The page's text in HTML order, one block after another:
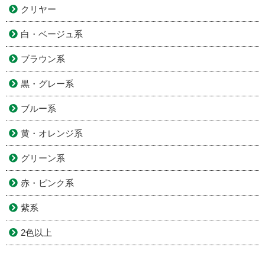
クリヤー
白・ベージュ系
ブラウン系
黒・グレー系
ブルー系
黄・オレンジ系
グリーン系
赤・ピンク系
紫系
2色以上